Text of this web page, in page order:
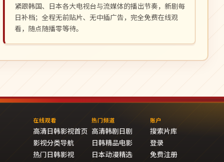
紧跟韩国、日本各大电视台与流媒体的播出节奏，新剧每
日补档；全程无前贴片、无中插广告，完全免费在线观
看，随点随播零等待。
在线观看
高清日韩影视首页
影视分类导航
热门日韩影视
热门频道
高清韩剧日剧
日韩精品电影
日本动漫精选
账户
搜索片库
登录
免费注册